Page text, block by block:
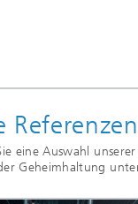
Referenzen
eine Auswahl
Geheimhaltung